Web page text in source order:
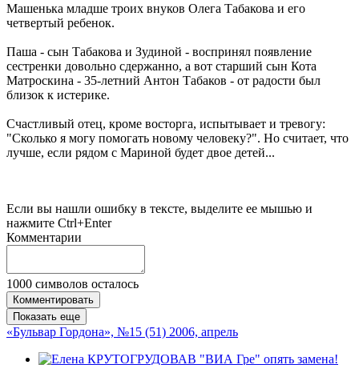
Машенька младше троих внуков Олега Табакова и его
четвертый ребенок.
Паша - сын Табакова и Зудиной - воспринял появление
сестренки довольно сдержанно, а вот старший сын Кота
Матроскина - 35-летний Антон Табаков - от радости был
близок к истерике.
Счастливый отец, кроме восторга, испытывает и тревогу:
"Сколько я могу помогать новому человеку?". Но считает, что
лучше, если рядом с Мариной будет двое детей...
Если вы нашли ошибку в тексте, выделите ее мышью и
нажмите Ctrl+Enter
Комментарии
1000 символов осталось
Комментировать
Показать еще
«Бульвар Гордона», №15 (51) 2006, апрель
В "ВИА Гре" опять замена!